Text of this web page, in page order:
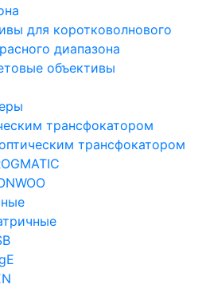
для коротковолнового
диапазона
объективы
трансфокатором
трансфокатором